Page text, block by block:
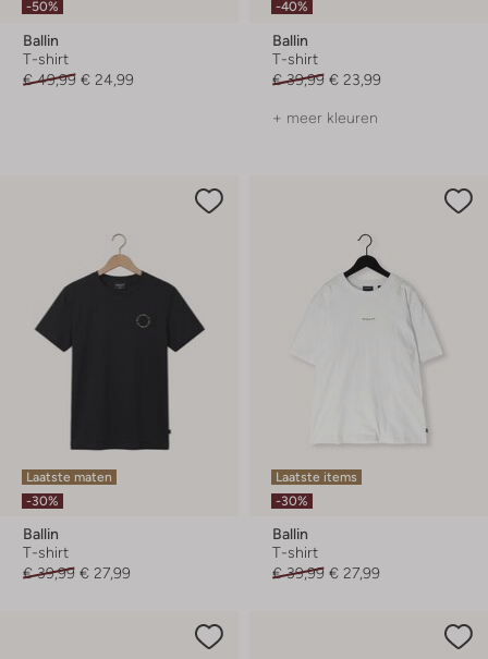
-50%
Ballin
T-shirt
€ 49,99 € 24,99
-40%
Ballin
T-shirt
€ 39,99 € 23,99
+ meer kleuren
Laatste maten
-30%
Ballin
T-shirt
€ 39,99 € 27,99
Laatste items
-30%
Ballin
T-shirt
€ 39,99 € 27,99